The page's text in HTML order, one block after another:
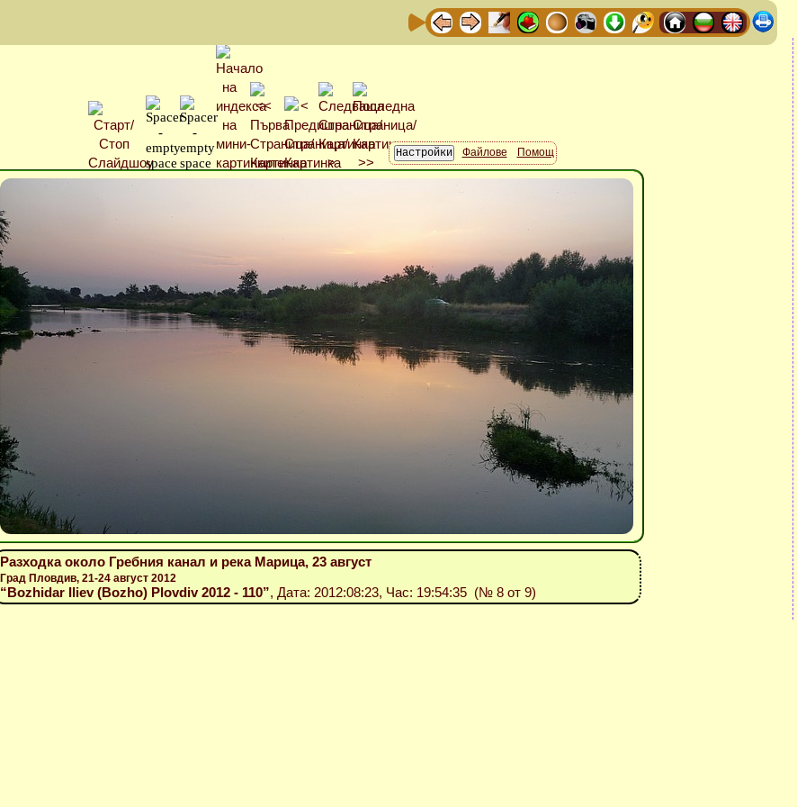
Файлове Помощ
Разходка около Гребния канал и река Марица, 23 август
Град Пловдив, 21-24 август 2012
“Bozhidar Iliev (Bozho) Plovdiv 2012 - 110”, Дата: 2012:08:23, Час: 19:54:35 (№ 8 от 9)